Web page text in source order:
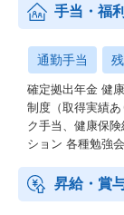
手当・福
通勤手当
確定拠出年金 健
制度（取得実績
ク手当、健康保
ション 各種勉強
昇給・賞